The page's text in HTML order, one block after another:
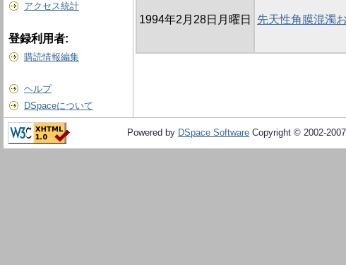
アクセス統計
登録利用者:
購読情報編集
ヘルプ
DSpaceについて
1994年2月28日月曜日 先天性角膜混濁
Powered by DSpace Software Copyright © 2002-2007